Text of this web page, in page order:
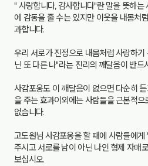
" 사랑합니다, 감사합니다"란 말을 뜻하
에 감동을 줄 수는 있지만 이웃을 내몸처
과합니다.
우리 서로가 진정으로 내몸처럼 사랑하
닌 또 다른 나"라는 진리의 깨달음이 반드
사감포옹도 이 깨달음이 없으면 다순히
을 주는 효과이외에는 사람들을 근본적
없습니다.
고도원님 사감포옹을 할 때에 사람들에
주시고 서로를 남이 아닌 나인 형제 자매
보십시오.